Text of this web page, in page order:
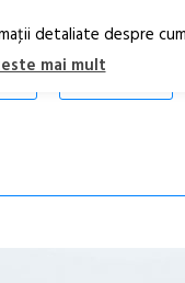
detaliate despre
mai mult